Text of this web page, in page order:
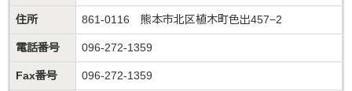
住所 861-0116 熊本市北区植木町色出457−2
電話番号 096-272-1359
Fax番号 096-272-1359